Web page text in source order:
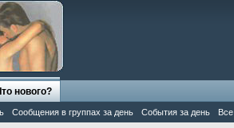
нового?
Сообщения в группах за день События за день